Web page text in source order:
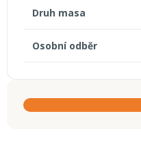
Druh masa
Osobní odběr